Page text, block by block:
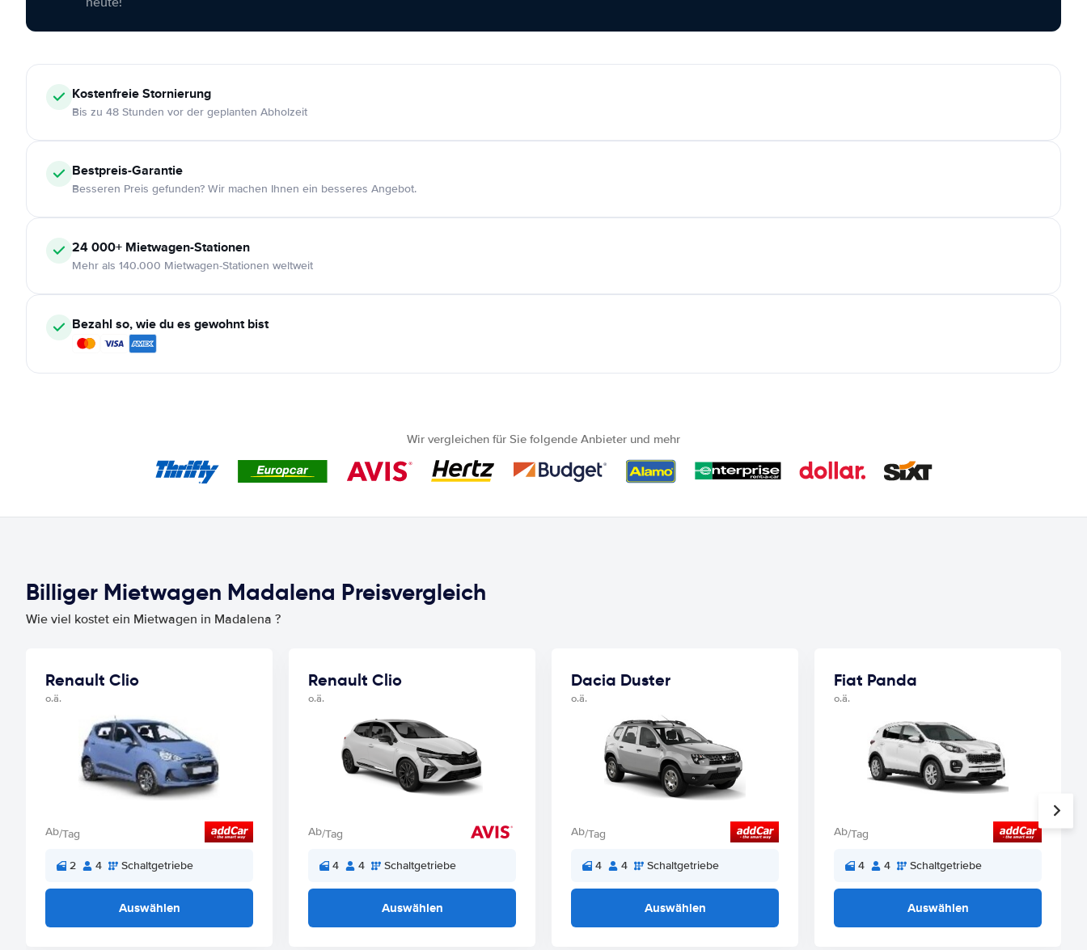
KostenfreieStornierung
Bis zu 48 Stunden vor der geplanten Abholzeit
Bestpreis-Garantie
Besseren Preis gefunden? Wir machen Ihnen ein besseres Angebot.
24 000+ Mietwagen-Stationen
Mehr als 140.000 Mietwagen-Stationen weltweit
Bezahl so, wie du es gewohnt bist
Wir vergleichen für Sie folgende Anbieter und mehr
Billiger Mietwagen Madalena Preisvergleich
Wie viel kostet ein Mietwagen in Madalena ?
Renault Clio
o.ä.
Ab/Tag
2 4 Schaltgetriebe
Auswählen
Renault Clio
o.ä.
Ab/Tag
4 4 Schaltgetriebe
Auswählen
Dacia Duster
o.ä.
Ab/Tag
4 4 Schaltgetriebe
Auswählen
Fiat Panda
o.ä.
Ab/Tag
4 4 Schaltgetriebe
Auswählen